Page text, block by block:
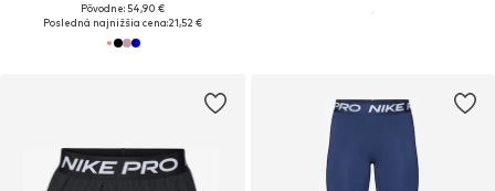
Pôvodne: 54,90 €
Posledná najnižšia cena:21,52 €